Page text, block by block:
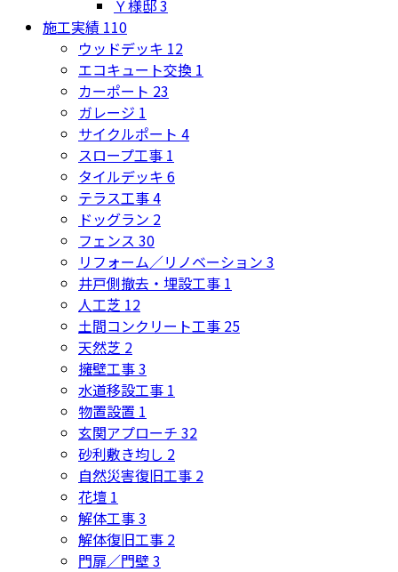
Ｙ様邸3
施工実績 110
ウッドデッキ 12
エコキュート交換 1
カーポート 23
ガレージ 1
サイクルポート 4
スロープ工事 1
タイルデッキ 6
テラス工事4
ドッグラン 2
フェンス 30
リフォーム／リノベーション 3
井戸側撤去・埋設工事 1
人工芝 12
土間コンクリート工事 25
天然芝 2
擁壁工事3
水道移設工事 1
物置設置 1
玄関アプローチ 32
砂利敷き均し 2
自然災害復旧工事 2
花壇 1
解体工事3
解体復旧工事 2
門扉／門壁3